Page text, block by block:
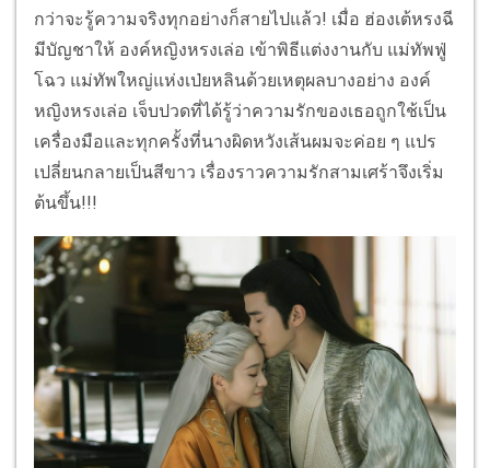
กว่าจะรู้ความจริงทุกอย่างก็สายไปแล้ว! เมื่อ ฮ่องเต้หรงฉี
มีบัญชาให้ องค์หญิงหรงเล่อ เข้าพิธีแต่งงานกับ แม่ทัพฟู่
โฉว แม่ทัพใหญ่แห่งเป่ยหลินด้วยเหตุผลบางอย่าง องค์
หญิงหรงเล่อ เจ็บปวดที่ได้รู้ว่าความรักของเธอถูกใช้เป็น
เครื่องมือและทุกครั้งที่นางผิดหวังเส้นผมจะค่อย ๆ แปร
เปลี่ยนกลายเป็นสีขาว เรื่องราวความรักสามเศร้าจึงเริ่ม
ต้นขึ้น!!!